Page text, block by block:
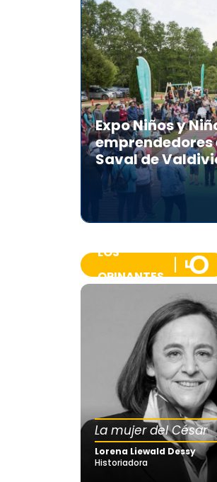
Expo Niños y
emprendedores
Saval de
LOS
OPINANTES
La mujer del César
Lorena Liewald Dessy
Historiadora